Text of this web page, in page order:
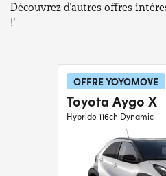
Découvrez d'autres offres
!'
OFFRE YOYOMOVE
Toyota Aygo X
Hybride 116ch Dynamic